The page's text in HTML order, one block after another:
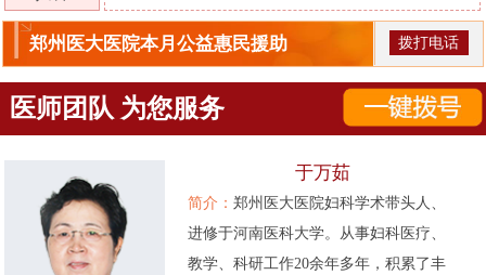
郑州医大医院本月公益惠民援助 拨打电话
医师团队 为您服务
于万茹
简介： 郑州医大医院妇科学术带头人、
进修于河南医科大学。从事妇科医疗、
教学、科研工作20余年多年，积累了丰